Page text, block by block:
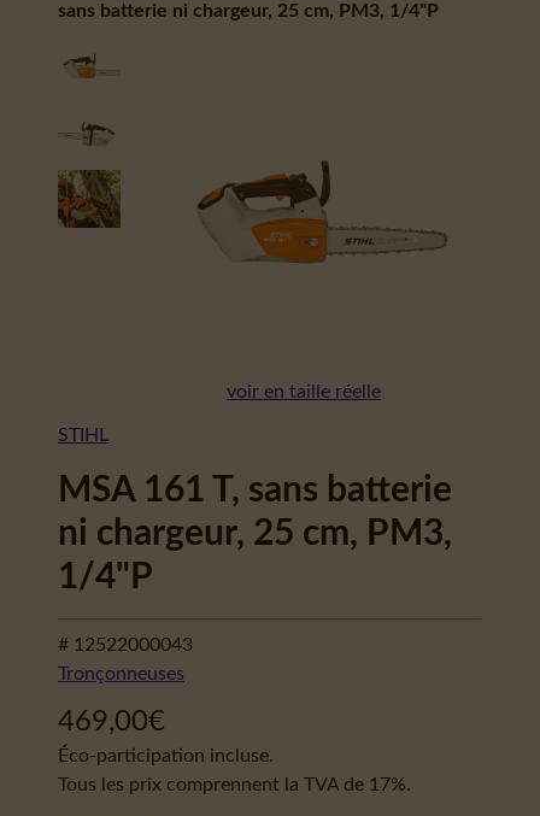
sans batterie ni chargeur, 25 cm, PM3, 1/4"P
voir en taille réelle
STIHL
MSA 161 T, sans batterie
ni chargeur, 25 cm, PM3,
1/4"P
# 12522000043
Tronçonneuses
469,00€
Éco-participation incluse.
Tous les prix comprennent la TVA de 17%.